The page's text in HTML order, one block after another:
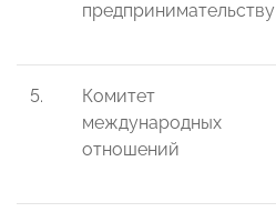
предпринимательству
5.
Комитет
международных
отношений